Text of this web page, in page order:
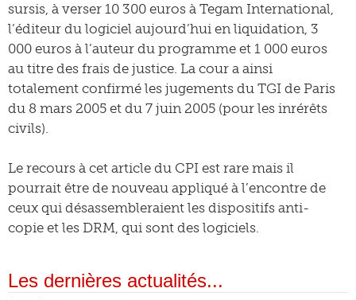
sursis, à verser 10 300 euros à Tegam International,
l’éditeur du logiciel aujourd’hui en liquidation, 3
000 euros à l’auteur du programme et 1 000 euros
au titre des frais de justice. La cour a ainsi
totalement confirmé les jugements du TGI de Paris
du 8 mars 2005 et du 7 juin 2005 (pour les inrérêts
civils).
Le recours à cet article du CPI est rare mais il
pourrait être de nouveau appliqué à l’encontre de
ceux qui désassembleraient les dispositifs anti-
copie et les DRM, qui sont des logiciels.
Les dernières actualités...